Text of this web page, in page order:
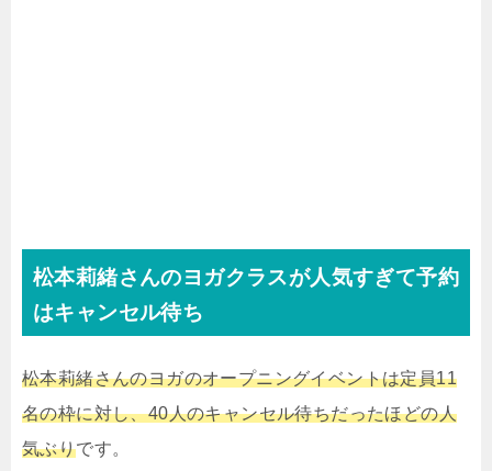
松本莉緒さんのヨガクラスが人気すぎて予約
はキャンセル待ち
松本莉緒さんのヨガのオープニングイベントは定員11
名の枠に対し、40人のキャンセル待ちだったほどの人
気ぶりです。